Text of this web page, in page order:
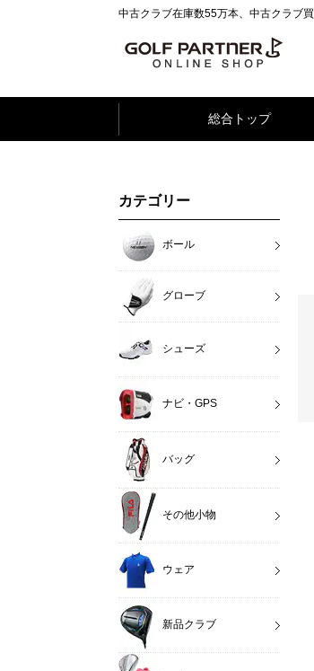
中古クラブ在庫数55万本、中古クラ
総合トップ
カテゴリー
ボール
グローブ
シューズ
ナビ・GPS
バッグ
その他小物
ウェア
新品クラブ